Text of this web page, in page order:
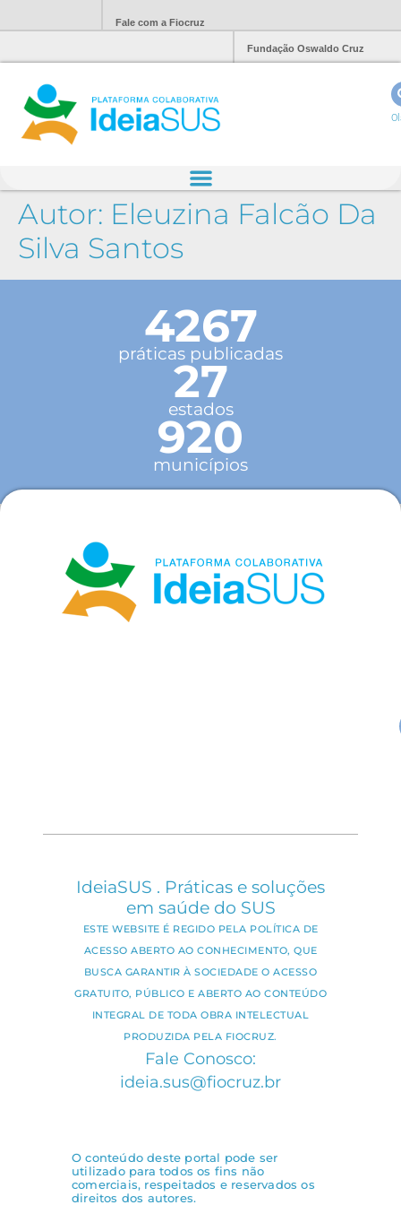
Fale com a Fiocruz
Fundação Oswaldo Cruz
Autor: Eleuzina Falcão Da
Silva Santos
4267
práticas publicadas
27
estados
920
municípios
IdeiaSUS . Práticas e soluções
em saúde do SUS
ESTE WEBSITE É REGIDO PELA POLÍTICA DE
ACESSO ABERTO AO CONHECIMENTO, QUE
BUSCA GARANTIR À SOCIEDADE O ACESSO
GRATUITO, PÚBLICO E ABERTO AO CONTEÚDO
INTEGRAL DE TODA OBRA INTELECTUAL
PRODUZIDA PELA FIOCRUZ.
Fale Conosco:
ideia.sus@fiocruz.br
O conteúdo deste portal pode ser
utilizado para todos os fins não
comerciais, respeitados e reservados os
direitos dos autores.